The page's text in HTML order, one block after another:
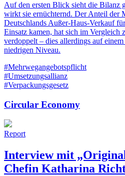
Auf den ersten Blick sieht die Bilanz
wirkt sie ernüchternd. Der Anteil der
Deutschlands Außer-Haus-Verkauf
Einsatz kamen, hat sich im Vergleich
verdoppelt – dies allerdings auf
niedrigen Niveau.
#Mehrwegangebotspflicht
#Umsetzungsallianz
#Verpackungsgesetz
Circular Economy
Report
Interview mit
Chefin Katharina